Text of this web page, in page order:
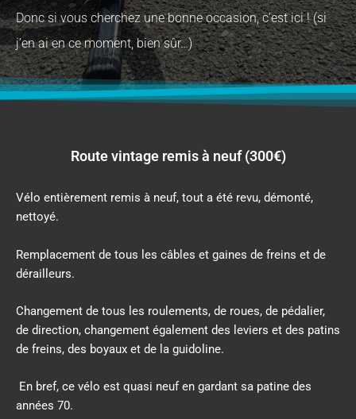
Donc si vous cherchez une bonne occasion, c’est ici ! (si
j’en ai en ce moment, bien sûr…)
Route vintage remis à neuf (300€)
Vélo entièrement remis à neuf, tout a été revu, démonté,
nettoyé.
Remplacement de tous les câbles et gaines de freins et de
dérailleurs.
Changement de tous les roulements, de roues, de pédalier,
de direction, changement également des leviers et des patins
de freins, des boyaux et de la guidoline.
En bref, ce vélo est quasi neuf en gardant sa patine des
années 70.